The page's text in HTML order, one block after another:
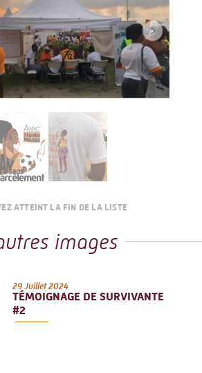
ATTEINT LA FIN DE LA LISTE
images
29 Juillet 2024
TÉMOIGNAGE DE SURVIVANTE
#2